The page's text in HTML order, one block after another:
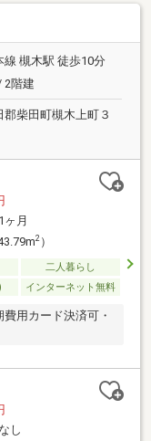
線 槻木駅 徒歩10分
2階建
郡柴田町槻木上町３
1ヶ月
2）
二人暮らし
インターネット無料
用カード決済可・
なし